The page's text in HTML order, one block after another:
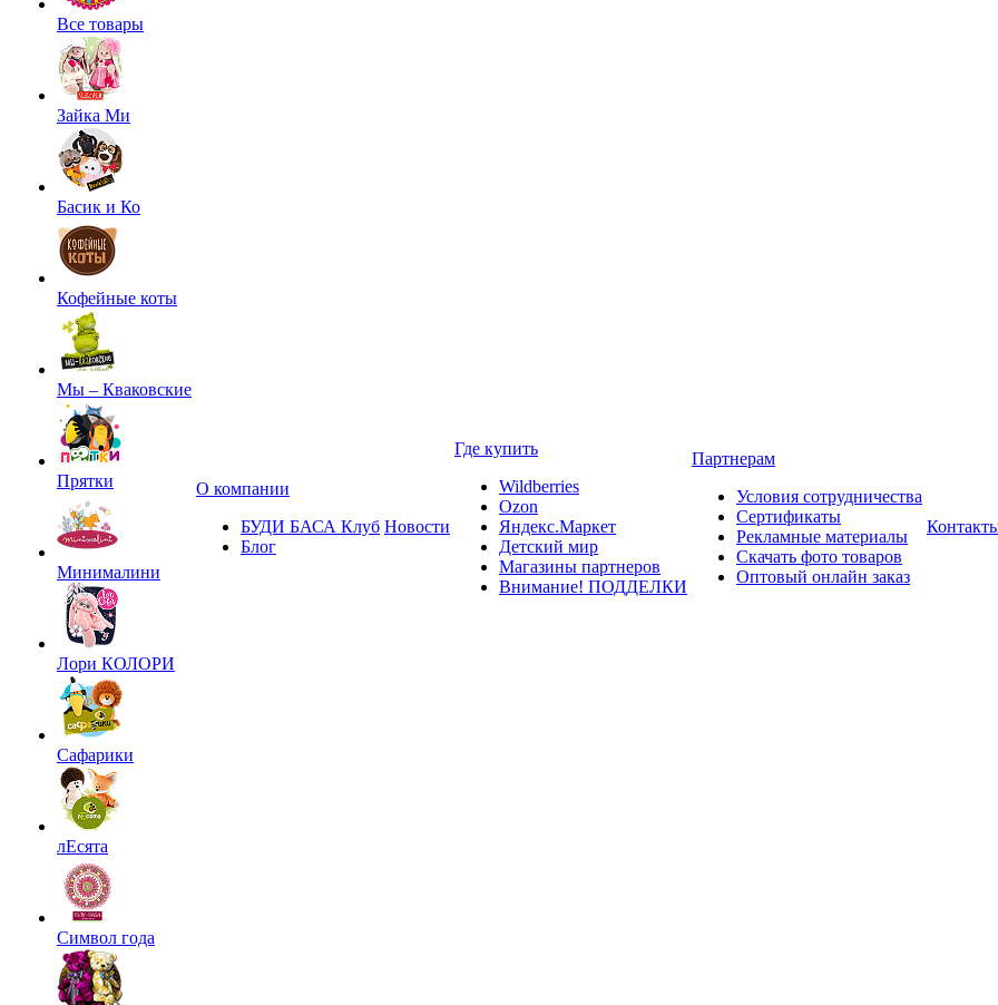
Все товары
Зайка Ми
Басик и Ко
Кофейные коты
Мы – Кваковские
Прятки
Минималини
Лори КОЛОРИ
Сафарики
лЕсята
Символ года
О компании
БУДИ БАСА Клуб
Блог
Новости
Где купить
Wildberries
Ozon
Яндекс.Маркет
Детский мир
Магазины партнеров
Внимание! ПОДДЕЛКИ
Партнерам
Условия сотрудничества
Сертификаты
Рекламные материалы
Скачать фото товаров
Оптовый онлайн заказ